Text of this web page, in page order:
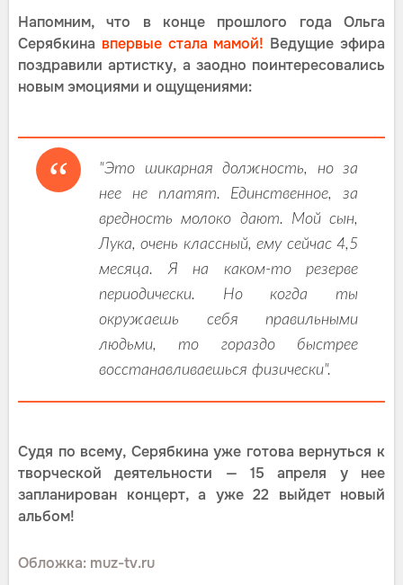
Напомним, что в конце прошлого года Ольга
Серябкина впервые стала мамой! Ведущие эфира
поздравили артистку, а заодно поинтересовались
новым эмоциями и ощущениями:
"Это шикарная должность, но за
нее не платят. Единственное, за
вредность молоко дают. Мой сын,
Лука, очень классный, ему сейчас 4,5
месяца. Я на каком-то резерве
периодически. Но когда ты
окружаешь себя правильными
людьми, то гораздо быстрее
восстанавливаешься физически".
Судя по всему, Серябкина уже готова вернуться к
творческой деятельности — 15 апреля у нее
запланирован концерт, а уже 22 выйдет новый
альбом!
Обложка: muz-tv.ru